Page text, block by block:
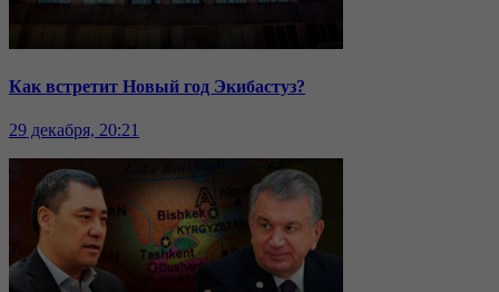
Как встретит Новый год Экибастуз?
29 декабря, 20:21